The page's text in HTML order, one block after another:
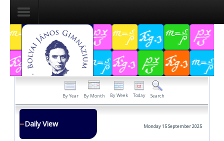
Dokumentumok
Felvételizőknek
By Year By Month By Week Today Search
Daily View Monday 15 September 2025